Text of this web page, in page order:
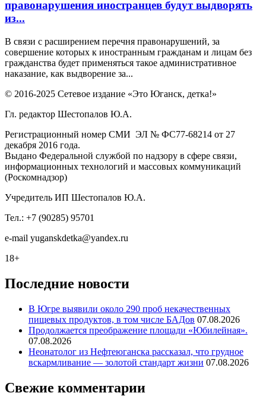
правонарушения иностранцев будут выдворять
из...
В связи с расширением перечня правонарушений, за
совершение которых к иностранным гражданам и лицам без
гражданства будет применяться такое административное
наказание, как выдворение за...
© 2016-2025 Сетевое издание «Это Юганск, детка!»
Гл. редактор Шестопалов Ю.А.
Регистрационный номер СМИ ЭЛ № ФС77-68214 от 27
декабря 2016 года.
Выдано Федеральной службой по надзору в сфере связи,
информационных технологий и массовых коммуникаций
(Роскомнадзор)
Учредитель ИП Шестопалов Ю.А.
Тел.: +7 (90285) 95701
e-mail yuganskdetka@yandex.ru
18+
Последние новости
В Югре выявили около 290 проб некачественных
пищевых продуктов, в том числе БАДов 07.08.2026
Продолжается преображение площади «Юбилейная».
07.08.2026
Неонатолог из Нефтеюганска рассказал, что грудное
вскармливание — золотой стандарт жизни 07.08.2026
Свежие комментарии